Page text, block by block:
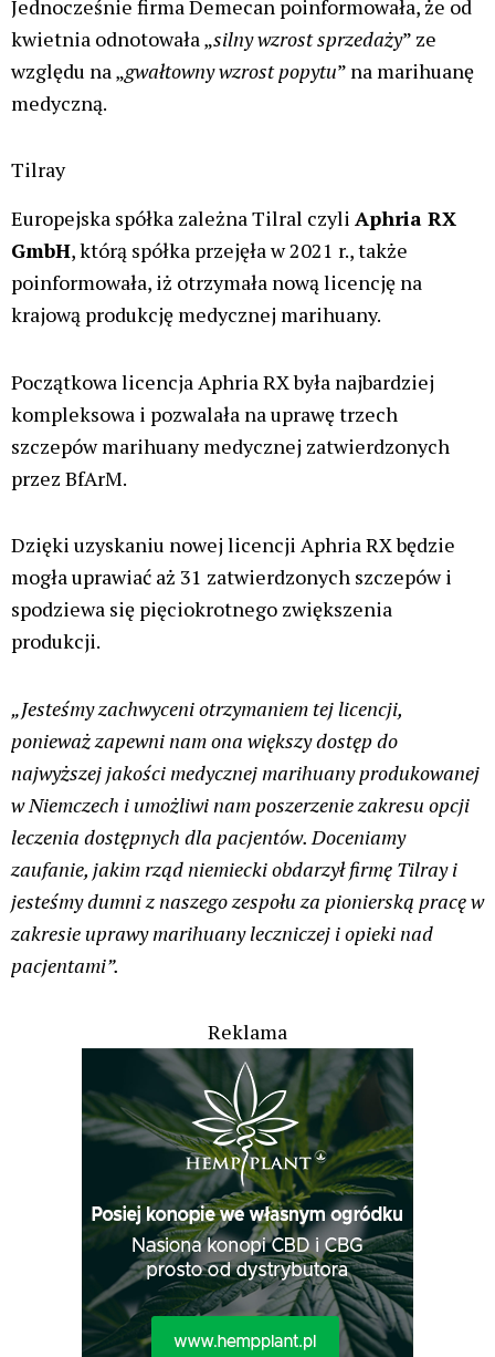
Zapamiętaj moje dane w tej przeglądarce podczas
pisania kolejnych komentarzy.
Ta strona używa Akismet do redukcji spamu.
Aktualności
Konopne ciekawostki
Palaczy
ZIELONE NEWSY
31 lip, 2026
MMA: Polak wygrał walkę, po czym
wyciągnął jointa i go odpalił, tak
Paweł "Teone" Leśniański 1
Świat Medycznej Marihuany
Zabezpieczone: Medyczna marihuana:
Indica, Sativa i Hybryda – co oznaczają i
jak działają
Brak komentarzy
Konopne Podróże i Wydarzenia
Kryminalne Zagadki Zielonego Świata
Świat Palaczy
ZIELONE NEWSY
29 lip, 2026
Tajlandia ma coraz większe problemy z
przemytem zioła, inne kraje naciskają na
zmiany przepisów
Paweł "Teone" Leśniański